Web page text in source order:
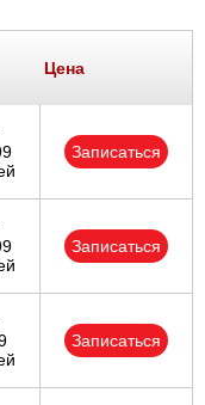
Цена
Записаться
Записаться
Записаться